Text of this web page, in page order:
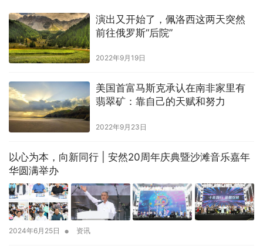
演出又开始了，佩洛西这两天突然
前往俄罗斯“后院”
2022年9月19日
美国首富马斯克承认在南非家里有
翡翠矿：靠自己的天赋和努力
2022年9月23日
以心为本，向新同行 | 安然20周年庆典暨沙滩音乐嘉年
华圆满举办
2024年6月25日 • 资讯